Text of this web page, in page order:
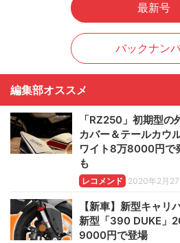
最新号
バックナン
編集部オススメ
「RZ250」初期型
カバー＆テールカウ
ワイト8万8000円で
も
レコメンド 2020年2月27
【新車】新型キャリ
新型「390 DUKE」
9000円で登場